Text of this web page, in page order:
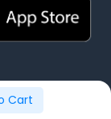
Cart
Ltd. |